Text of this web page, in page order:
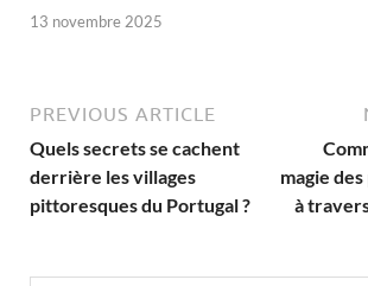
13 novembre 2025
PREVIOUS ARTICLE
Quels secrets se cachent
derrière les villages
pittoresques du Portugal ?
magie
à